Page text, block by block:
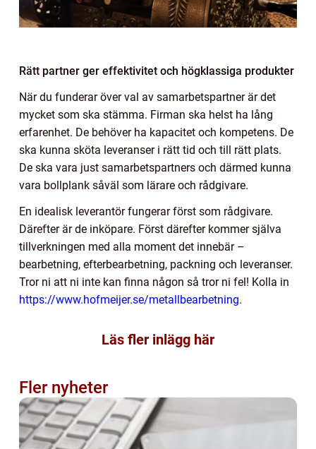
Rätt partner ger effektivitet och högklassiga produkter
När du funderar över val av samarbetspartner är det
mycket som ska stämma. Firman ska helst ha lång
erfarenhet. De behöver ha kapacitet och kompetens. De
ska kunna sköta leveranser i rätt tid och till rätt plats.
De ska vara just samarbetspartners och därmed kunna
vara bollplank såväl som lärare och rådgivare.
En idealisk leverantör fungerar först som rådgivare.
Därefter är de inköpare. Först därefter kommer själva
tillverkningen med alla moment det innebär –
bearbetning, efterbearbetning, packning och leveranser.
Tror ni att ni inte kan finna någon så tror ni fel! Kolla in
https://www.hofmeijer.se/metallbearbetning.
Läs fler inlägg här
Fler nyheter